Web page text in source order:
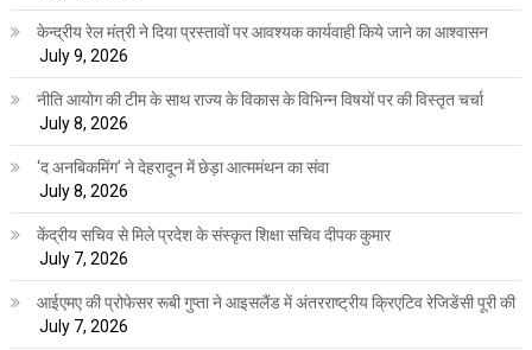
केन्द्रीय रेल मंत्री ने दिया प्रस्तावों पर आवश्यक कार्यवाही किये जाने का आश्वासन
July 9, 2026
नीति आयोग की टीम के साथ राज्य के विकास के विभिन्न विषयों पर की विस्तृत चर्चा
July 8, 2026
‘द अनबिकमिंग’ ने देहरादून में छेड़ा आत्ममंथन का संवा
July 8, 2026
केंद्रीय सचिव से मिले प्रदेश के संस्कृत शिक्षा सचिव दीपक कुमार
July 7, 2026
आईएमए की प्रोफेसर रूबी गुप्ता ने आइसलैंड में अंतरराष्ट्रीय क्रिएटिव रेजिडेंसी पूरी की
July 7, 2026